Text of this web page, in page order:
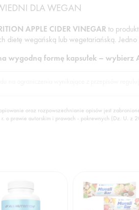
DLA WEGAN
APPLE CIDER VINEGARto
dietę wegańską lub wegetariańską.
wygodną formę kapsułek – wybierz
oraz rozpowszechnianie opisów jest
o prawie autorskim i prawach - pokrewnych (Dz. U. z